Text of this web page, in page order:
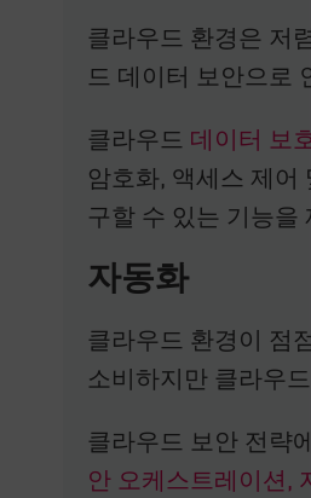
클라우드 환경은 저
드 데이터 보안으로
클라우드 데이터 보
암호화, 액세스 제어
구할 수 있는 기능을
자동화
클라우드 환경이 점
소비하지만 클라우
클라우드 보안 전략
안 오케스트레이션,